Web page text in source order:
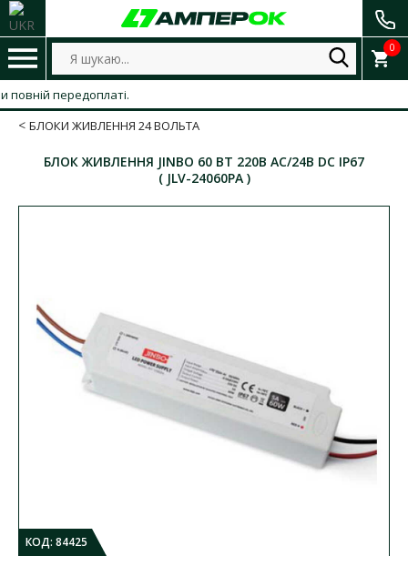
0
передоплаті.
БЛОКИ ЖИВЛЕННЯ 24 ВОЛЬТА
БЛОК ЖИВЛЕННЯ JINBO 60 ВТ 220В AC/24В DC IP67
( JLV-24060PA )
КОД: 84425